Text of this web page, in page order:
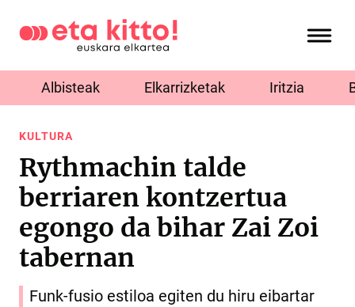
Albisteak Elkarrizketak Iritzia
KULTURA
Rythmachin talde
berriaren kontzertua
egongo da bihar Zai Zoi
tabernan
Funk-fusio estiloa egiten du hiru eibartar